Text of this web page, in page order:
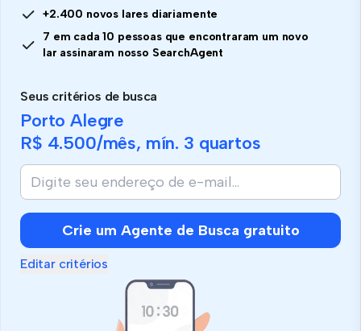
+2.400 novos lares diariamente
7 em cada 10 pessoas que encontraram um novo
lar assinaram nosso SearchAgent
Seus critérios de busca
Porto Alegre
R$ 4.500/mês, mín. 3 quartos
Se
você
é
humano,
ignore
este
Crie um Agente de Busca gratuito
Editar critérios